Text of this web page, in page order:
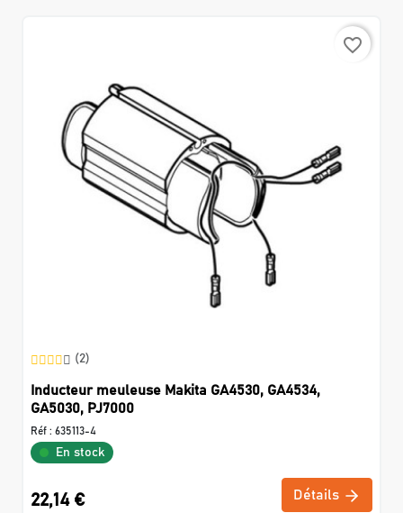
favorite_border
(2)
Inducteur meuleuse Makita GA4530, GA4534,
GA5030, PJ7000
Réf : 635113-4
En stock
22,14 € Détails